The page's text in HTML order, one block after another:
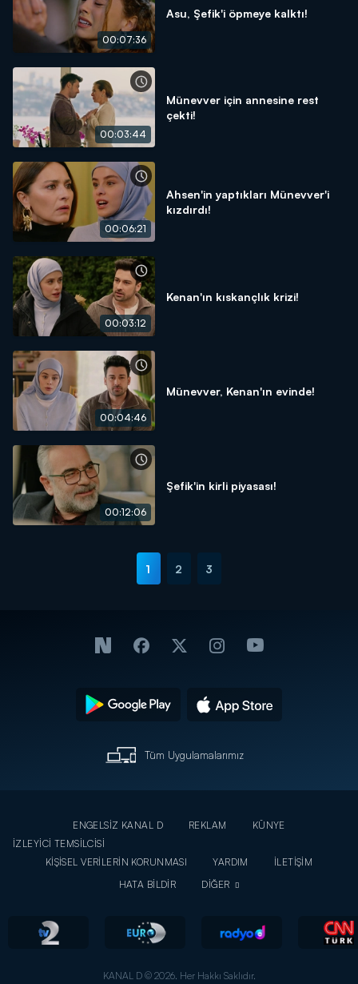
00:07:36
Asu, Şefik'i öpmeye kalktı!
00:03:44
Münevver için annesine rest
çekti!
00:06:21
Ahsen'in yaptıkları Münevver'i
kızdırdı!
00:03:12
Kenan'ın kıskançlık krizi!
00:04:46
Münevver, Kenan'ın evinde!
00:12:06
Şefik'in kirli piyasası!
1 2 3
Tüm Uygulamalarımız
ENGELSİZ KANAL D REKLAM
KÜNYE
İZLEYİCİ TEMSİLCİSİ
KİŞİSEL VERİLERİN KORUNMASI
YARDIM
İLETİŞİM
HATA BİLDİR
DİĞER
KANAL D © 2026. Her Hakkı Saklıdır.